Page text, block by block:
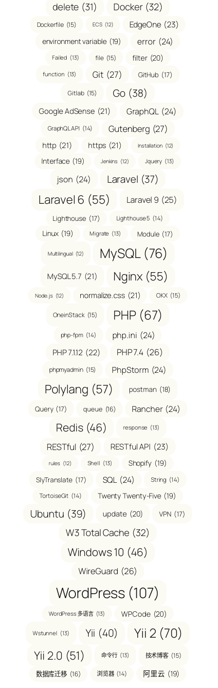
delete (31) Docker (32)
Dockerfile (15) ECS (12) EdgeOne (23)
environment variable (19) error (24)
Failed (13) file (15) filter (20)
function (13) Git (27) GitHub (17)
Gitlab (15) Go (38)
Google AdSense (21) GraphQL (24)
GraphQL API (14) Gutenberg (27)
http (21) https (21) Installation (12)
Interface (19) Jenkins (12) Jquery (13)
json (24) Laravel (37)
Laravel 6 (55) Laravel 9 (25)
Lighthouse (17) Lighthouse 5 (14)
Linux (19) Migrate (13) Module (17)
Multilingual (12) MySQL (76)
MySQL 5.7 (21) Nginx (55)
Node.js (12) normalize.css (21) OKX (15)
OneinStack (15) PHP (67)
php-fpm (14) php.ini (24)
PHP 7.1.12 (22) PHP 7.4 (26)
phpmyadmin (15) PhpStorm (24)
Polylang (57) postman (18)
Query (17) queue (16) Rancher (24)
Redis (46) response (13)
RESTful (27) RESTful API (23)
rules (12) Shell (13) Shopify (19)
SlyTranslate (17) SQL (24) String (14)
TortoiseGit (14) Twenty Twenty-Five (19)
Ubuntu (39) update (20) VPN (17)
W3 Total Cache (32)
Windows 10 (46)
WireGuard (26)
WordPress (107)
WordPress 多语言 (13) WPCode (20)
Wstunnel (13) Yii (40) Yii 2 (70)
Yii 2.0 (51) 命令行 (13) 技术博客 (15)
数据库迁移 (16) 浏览器 (14) 阿里云 (19)